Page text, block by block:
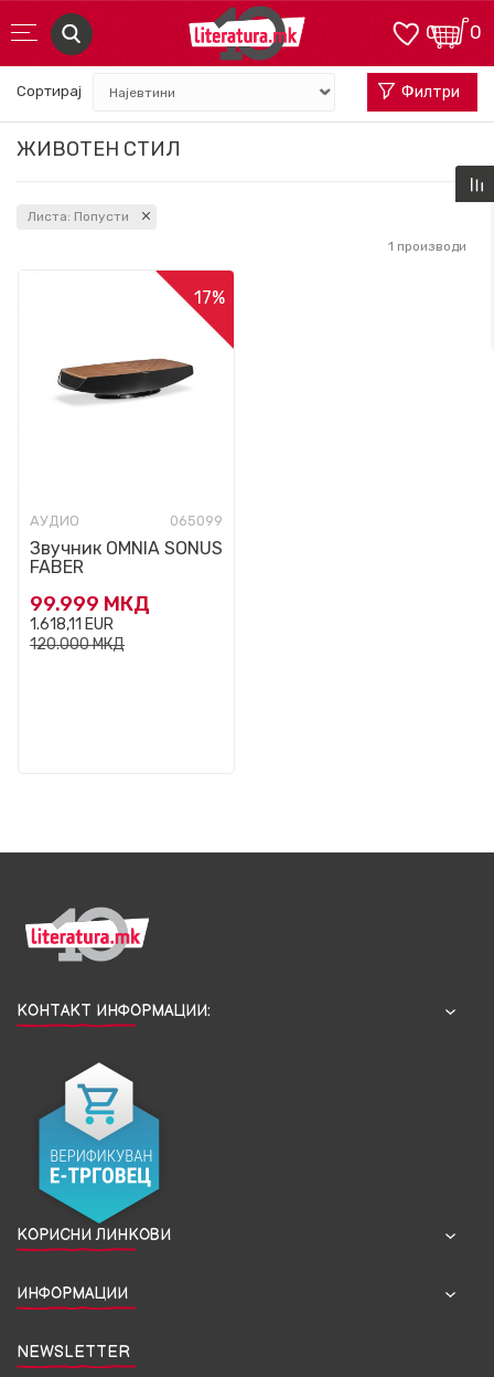
0
0
ЖИВОТЕН СТИЛ
Сортирај Филтри
Листа: Попусти
1 производи
17%
АУДИО 065099
Звучник OMNIA SONUS
FABER
99.999 МКД
1.618,11 EUR
120.000МКД
КОНТАКТ ИНФОРМАЦИИ:
КОРИСНИ ЛИНКОВИ
ИНФОРМАЦИИ
NEWSLETTER